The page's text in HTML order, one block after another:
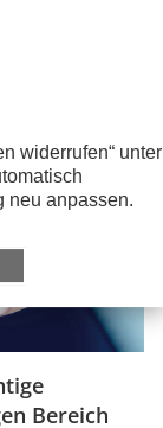
Bereich
widerrufen“ unter
neu anpassen.